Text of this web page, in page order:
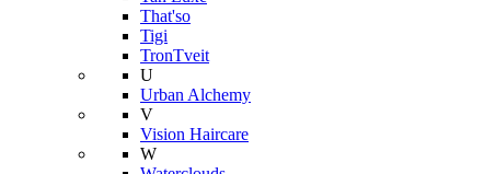
That'so
Tigi
TronTveit
U
Urban Alchemy
V
Vision Haircare
W